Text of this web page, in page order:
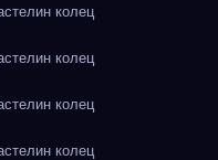
колец
колец
колец
колец